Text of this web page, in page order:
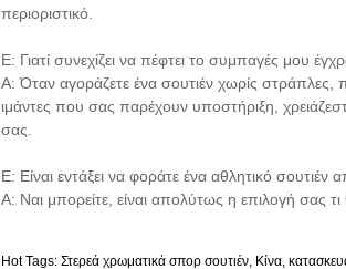
περιοριστικό.
Ε: Γιατί συνεχίζει να πέφτει το συμπαγές μου
Α: Όταν αγοράζετε ένα σουτιέν χωρίς
ιμάντες που σας παρέχουν υποστήριξη,
σας.
Ε: Είναι εντάξει να φοράτε ένα αθλητικό σουτιέν
Α: Ναι μπορείτε, είναι απολύτως η επιλογή σας τι
Hot Tags: Στερεά χρωματικά σπορ σουτιέν, Κίνα,